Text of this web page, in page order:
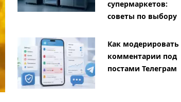
супермаркетов:
советы по выбору
Как модерировать
комментарии под
постами Телеграм